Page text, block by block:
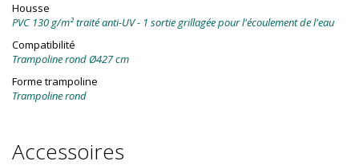
Housse
PVC 130 g/m² traité anti-UV - 1 sortie grillagée pour l'écoulement de l'eau
Compatibilité
Trampoline rond Ø427 cm
Forme trampoline
Trampoline rond
Accessoires